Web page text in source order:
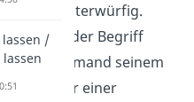
also unterwürfig.
meint der Begriff
sich jemand seinem
oder einer
/